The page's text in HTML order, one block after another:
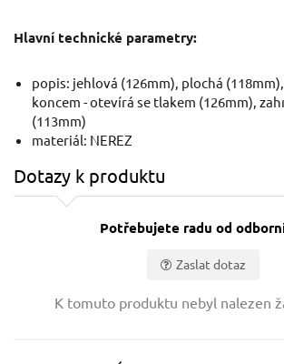
Hlavní technické parametry:
popis: jehlová (126mm), plochá
koncem - otevírá se tlakem (126mm),
(113mm)
materiál: NEREZ
Dotazy k produktu
Potřebujete radu od
Zaslat dotaz
K tomuto produktu nebyl nalezen